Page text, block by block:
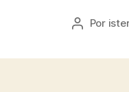
Autor
Por